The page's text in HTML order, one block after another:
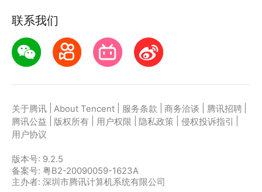
联系我们
关于腾讯 About Tencent 服务条款 商务洽谈 腾讯招聘
腾讯公益
版权所有 用户权限 隐私政策 侵权投诉指引
用户协议
版本号: 9.2.5
备案号: 粤B2-20090059-1623A
主办者: 深圳市腾讯计算机系统有限公司